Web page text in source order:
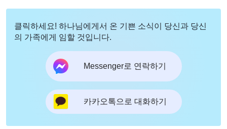
클릭하세요! 하나님에게서 온 기쁜 소식이 당신과 당신
의 가족에게 임할 것입니다.
Messenger로 연락하기
카카오톡으로 대화하기